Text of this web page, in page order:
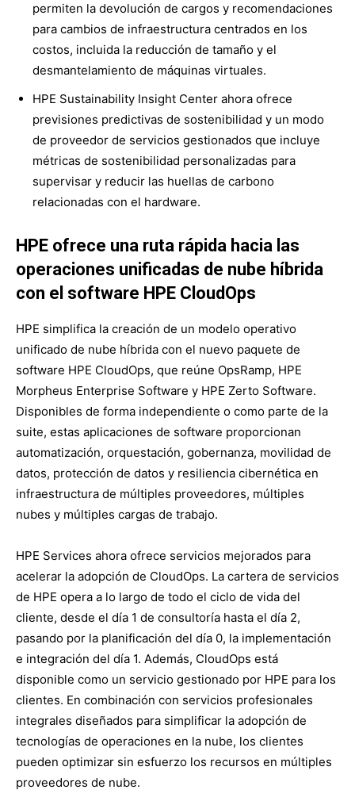
permiten la devolución de cargos y recomendaciones
para cambios de infraestructura centrados en los
costos, incluida la reducción de tamaño y el
desmantelamiento de máquinas virtuales.
HPE Sustainability Insight Center ahora ofrece
previsiones predictivas de sostenibilidad y un modo
de proveedor de servicios gestionados que incluye
métricas de sostenibilidad personalizadas para
supervisar y reducir las huellas de carbono
relacionadas con el hardware.
HPE ofrece una ruta rápida hacia las
operaciones unificadas de nube híbrida
con el software HPE CloudOps
HPE simplifica la creación de un modelo operativo
unificado de nube híbrida con el nuevo paquete de
software HPE CloudOps, que reúne OpsRamp, HPE
Morpheus Enterprise Software y HPE Zerto Software.
Disponibles de forma independiente o como parte de la
suite, estas aplicaciones de software proporcionan
automatización, orquestación, gobernanza, movilidad de
datos, protección de datos y resiliencia cibernética en
infraestructura de múltiples proveedores, múltiples
nubes y múltiples cargas de trabajo.
HPE Services ahora ofrece servicios mejorados para
acelerar la adopción de CloudOps. La cartera de servicios
de HPE opera a lo largo de todo el ciclo de vida del
cliente, desde el día 1 de consultoría hasta el día 2,
pasando por la planificación del día 0, la implementación
e integración del día 1. Además, CloudOps está
disponible como un servicio gestionado por HPE para los
clientes. En combinación con servicios profesionales
integrales diseñados para simplificar la adopción de
tecnologías de operaciones en la nube, los clientes
pueden optimizar sin esfuerzo los recursos en múltiples
proveedores de nube.